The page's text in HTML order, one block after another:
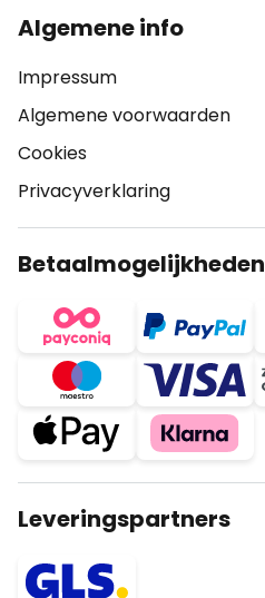
Algemene info
Impressum
Algemene voorwaarden
Cookies
Privacyverklaring
Betaalmogelijkheden
Leveringspartners